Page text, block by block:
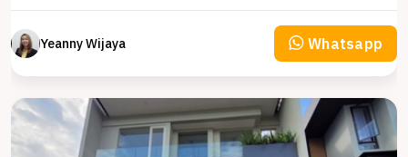
Yeanny Wijaya Whatsapp